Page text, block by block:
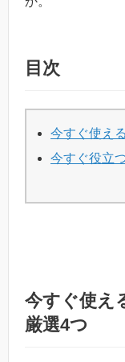
目次
今すぐ使え
今すぐ役立
今すぐ使え
厳選4つ